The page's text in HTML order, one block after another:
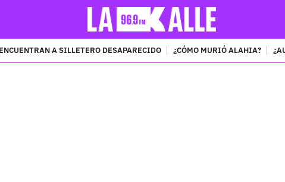
ENCUENTRAN A SILLETERO DESAPARECIDO ¿CÓMO MURIÓ ALAHIA?